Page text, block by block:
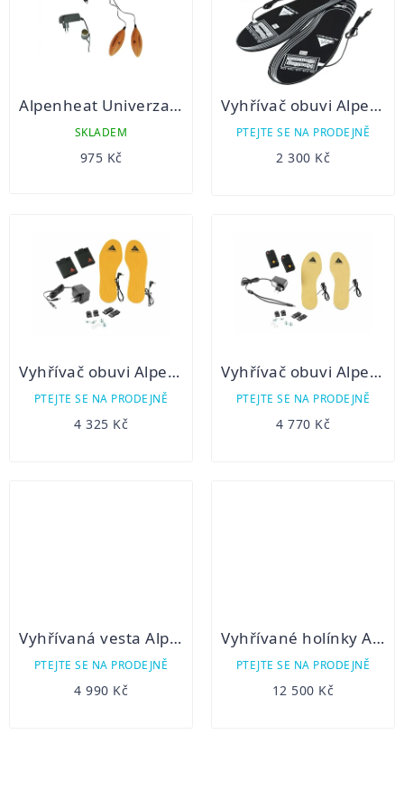
Alpenheat Univerzal - vysoušeč a vyhřívač obuvi
SKLADEM
975 Kč
Vyhřívač obuvi Alpenheat AH5 Trend
PTEJTE SE NA PRODEJNĚ
2 300 Kč
Vyhřívač obuvi Alpenheat AH8 Comfort
PTEJTE SE NA PRODEJNĚ
4 325 Kč
Vyhřívač obuvi Alpenheat AH6 Lithium
PTEJTE SE NA PRODEJNĚ
4 770 Kč
Vyhřívaná vesta Alpenheat FIRE SOFTSHELL
PTEJTE SE NA PRODEJNĚ
4 990 Kč
Vyhřívané holínky Alpenheat Gronell Tibet
PTEJTE SE NA PRODEJNĚ
12 500 Kč